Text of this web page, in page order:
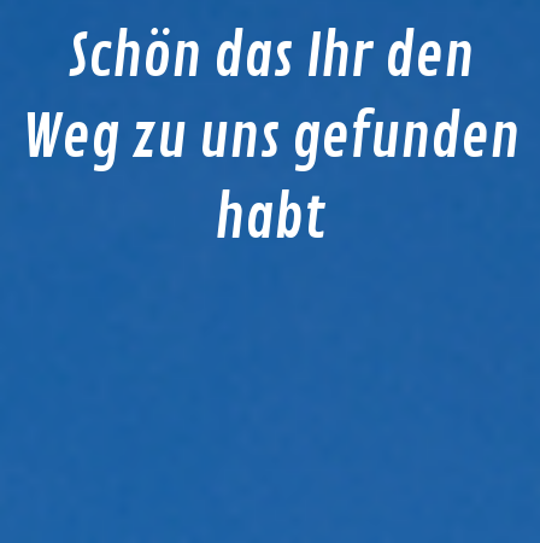
Schön das Ihr den
Weg zu uns gefunden
habt